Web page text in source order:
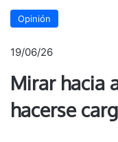
Opinión
19/06/26
Mirar hacia
hacerse